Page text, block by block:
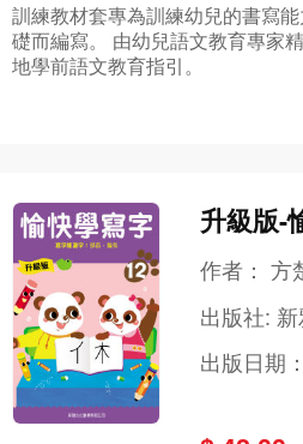
訓練教材套專為訓練幼兒的書寫
礎而編寫。 由幼兒語文教育專家
地學前語文教育指引。
升級版-
作者：方
出版社:
出版日期